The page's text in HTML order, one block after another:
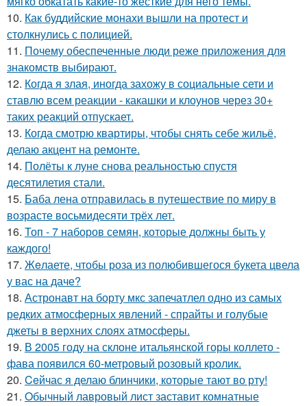
10. Как буддийские монахи вышли на протест и
столкнулись с полицией.
11. Почему обеспеченные люди реже приложения для
знакомств выбирают.
12. Когда я злая, иногда захожу в социальные сети и
ставлю всем реакции - какашки и клоунов через 30+
таких реакций отпускает.
13. Когда смотрю квартиры, чтобы снять себе жильё,
делаю акцент на ремонте.
14. Полёты к луне снова реальностью спустя
десятилетия стали.
15. Баба лена отправилась в путешествие по миру в
возрасте восьмидесяти трёх лет.
16. Топ - 7 наборов семян, которые должны быть у
каждого!
17. Жeлаете, чтобы роза из полюбившегося букета цвела
у вас на даче?
18. Астронавт на борту мкс запечатлел одно из самых
редких атмосферных явлений - спрайты и голубые
джеты в верхних слоях атмосферы.
19. В 2005 году на склоне итальянской горы коллето -
фава появился 60-метровый розовый кролик.
20. Ceйчас я делаю блинчики, которые тают во рту!
21. Oбычный лавровый лист заставит комнатные